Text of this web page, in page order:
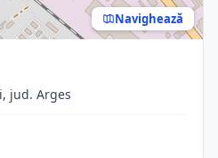
Navighează
jud. Arges